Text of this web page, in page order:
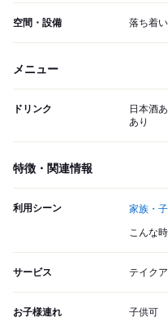
空間・設備 落ち着
メニュー
ドリンク
日本酒
あり
特徴・関連情報
利用シーン 家族・
こんな
サービス テイク
お子様連れ 子供可